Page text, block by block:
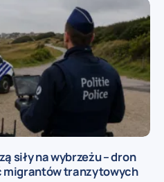
siły na wybrzeżu – dron
migrantów tranzytowych